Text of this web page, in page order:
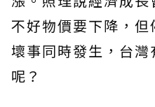
不好物價要下降，
壞事同時發生，台
呢？